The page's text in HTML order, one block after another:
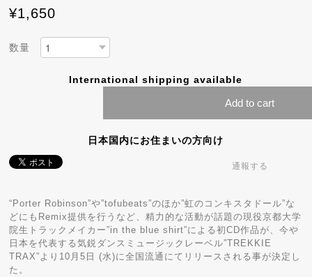
¥1,650
数量
International shipping available
Add to cart
日本国内にお住まいの方向け
通報する
“Porter Robinson”や”tofubeats”のほか”虹のコンキスタドール”な
どにもRemix提供を行うなど、精力的な活動が話題の現役京都大学
院生トラックメイカー”in the blue shirt”による初CD作品が、今や
日本を代表する気鋭ダンスミュージックレーベル”TREKKIE
TRAX”より10月5日 (水)に全国流通にてリリースされる事が決定し
た。